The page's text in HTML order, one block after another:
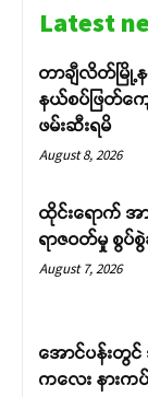
Latest
တာချီလိတ်မြို့
နယ်စပ်ဖြတ်ကျ
ဖမ်းဆီးရမိ
August 8, 2026
ထိုင်းရောက် အ
ရာဇဝတ်မှု စွပ်စွဲ
August 7, 2026
အောင်ပန်းတွ
ကလေး နားကပ်